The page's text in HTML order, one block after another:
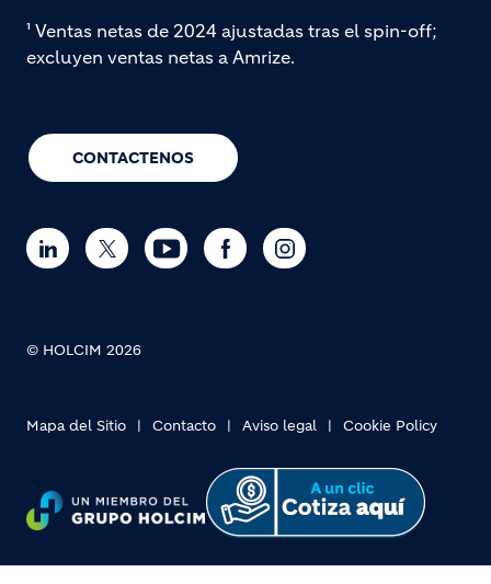
CONTACTENOS
¹ Ventas netas de 2024 ajustadas tras el spin-off;
excluyen ventas netas a Amrize.
© HOLCIM 2026
Mapa del Sitio Contacto Aviso legal Cookie Policy